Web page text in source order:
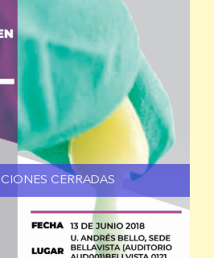
CERRADAS